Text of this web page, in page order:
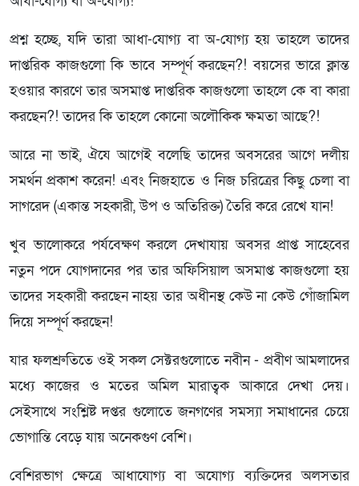
প্রশ্ন হচ্ছে, যদি তারা আধা-যোগ্য বা অ-যোগ্য হয় তাহলে তাদের
দাপ্তরিক কাজগুলো কি ভাবে সম্পূর্ণ করছেন?! বয়সের ভারে ক্লান্ত
হওয়ার কারণে তার অসমাপ্ত দাপ্তরিক কাজগুলো তাহলে কে বা কারা
করছেন?! তাদের কি তাহলে কোনো অলৌকিক ক্ষমতা আছে?!
আরে না ভাই, ঐযে আগেই বলেছি তাদের অবসরের আগে দলীয়
সমর্থন প্রকাশ করেন! এবং নিজহাতে ও নিজ চরিত্রের কিছু চেলা বা
সাগরেদ (একান্ত সহকারী, উপ ও অতিরিক্ত) তৈরি করে রেখে যান!
খুব ভালোকরে পর্যবেক্ষণ করলে দেখাযায় অবসর প্রাপ্ত সাহেবের
নতুন পদে যোগদানের পর তার অফিসিয়াল অসমাপ্ত কাজগুলো হয়
তাদের সহকারী করছেন নাহয় তার অধীনস্থ কেউ না কেউ গোঁজামিল
দিয়ে সম্পূর্ণ করছেন!
যার ফলশ্রুতিতে ওই সকল সেক্টরগুলোতে নবীন - প্রবীণ আমলাদের
মধ্যে কাজের ও মতের অমিল মারাত্বক আকারে দেখা দেয়।
সেইসাথে সংশ্লিষ্ট দপ্তর গুলোতে জনগণের সমস্যা সমাধানের চেয়ে
ভোগান্তি বেড়ে যায় অনেকগুণ বেশি।
বেশিরভাগ ক্ষেত্রে আধাযোগ্য বা অযোগ্য ব্যক্তিদের অলসতার